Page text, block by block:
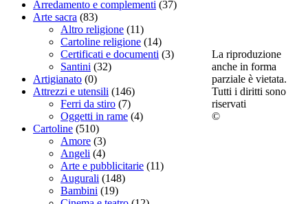
Arredamento e complementi (37)
Arte sacra (83)
Altro religione (11)
Cartoline religione (14)
Certificati e documenti (3)
Santini (32)
Artigianato (0)
Attrezzi e utensili (146)
Ferri da stiro (7)
Oggetti in rame (4)
Cartoline (510)
Amore (3)
Angeli (4)
Arte e pubblicitarie (11)
Augurali (148)
Bambini (19)
La riproduzione
anche in forma
parziale è vietata.
Tutti i diritti sono
riservati
©